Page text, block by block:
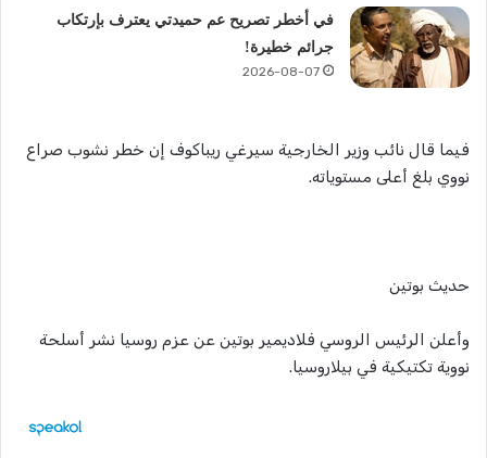
في أخطر تصريح عم حميدتي يعترف بإرتكاب
جرائم خطيرة!
2026-08-07
فيما قال نائب وزير الخارجية سيرغي ريباكوف إن خطر نشوب صراع
نووي بلغ أعلى مستوياته.
حديث بوتين
وأعلن الرئيس الروسي فلاديمير بوتين عن عزم روسيا نشر أسلحة
نووية تكتيكية في بيلاروسيا.